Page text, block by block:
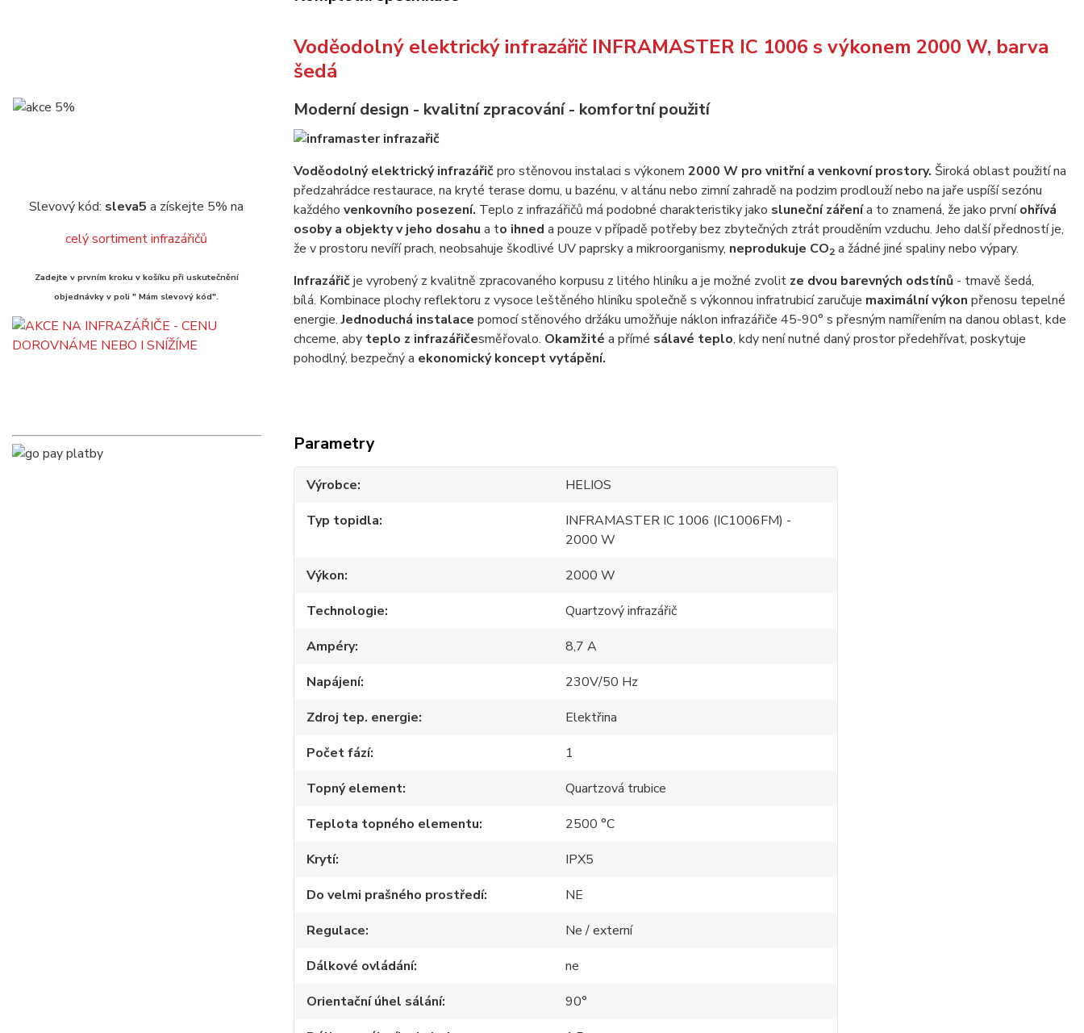
Slevový kód: sleva5 a získejte 5% na
celý sortiment infrazářičů
Zadejte v prvním kroku v košíku při uskutečnění
objednávky v poli " Mám slevový kód".
Voděodolný elektrický infrazářič INFRAMASTER IC 1006 s výkonem 2000 W, barva
šedá
Moderní design - kvalitní zpracování - komfortní použití
Voděodolný elektrický infrazářičpro stěnovou instalaci s výkonem 2000 W pro vnitřní a venkovní prostory. Široká oblast použití na
předzahrádce restaurace, na kryté terase domu, u bazénu, v altánu nebo zimní zahradě na podzim prodlouží nebo na jaře uspíší sezónu
každého venkovního posezení. Teplo z infrazářičů má podobné charakteristiky jako sluneční zářenía to znamená, že jako prvníohřívá
osoby a objekty v jeho dosahu a to ihned a pouze v případě potřeby bez zbytečných ztrát prouděním vzduchu. Jeho další předností je,
že v prostoru nevíří prach, neobsahuje škodlivé UV paprsky a mikroorganismy, neprodukuje CO2a žádné jiné spaliny nebo výpary.
Infrazářičje vyrobený z kvalitně zpracovaného korpusu z litého hliníku a je možné zvolit ze dvou barevných odstínů - tmavě šedá,
bílá. Kombinace plochy reflektoru z vysoce leštěného hliníku společně s výkonnou infratrubicí zaručuje maximální výkon přenosu tepelné
energie.Jednoduchá instalace pomocí stěnového držáku umožňuje náklon infrazářiče 45-90° s přesným namířením na danou oblast, kde
chceme, aby teplo z infrazářičesměřovalo. Okamžité a přímé sálavé teplo, kdy není nutné daný prostor předehřívat, poskytuje
pohodlný, bezpečný a ekonomický koncept vytápění.
Parametry
Výrobce
HELIOS
Typ topidla
INFRAMASTER IC 1006 (IC1006FM) -
2000 W
Výkon
2000 W
Technologie
Quartzový infrazářič
Ampéry
8,7 A
Napájení
230V/50 Hz
Zdroj tep. energie
Elektřina
Počet fází
1
Topný element
Quartzová trubice
Teplota topného elementu
2500 °C
Krytí
IPX5
Do velmi prašného prostředí
NE
Regulace
Ne / externí
Dálkové ovládání
ne
Orientační úhel sálání
90°